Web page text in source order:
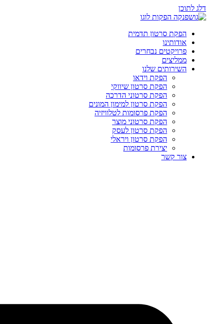
דלג לתוכן
הפקת סרטון תדמית
אודותינו
פרויקטים נבחרים
ממליצים
השירותים שלנו
הפקת וידאו
הפקת סרטון שיווקי
הפקת סרטוני הדרכה
הפקת סרטון למימון המונים
הפקת פרסומות לטלוויזיה
הפקת סרטוני מוצר
הפקת סרטון לעסק
הפקת סרטון ויראלי
יצירת פרסומות
צור קשר